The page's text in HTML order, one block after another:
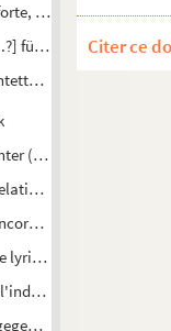
Violin, Viola,
für das Pianoforte /
n°2 in G dur : für
(1922-2017)
à la 8ème
de Mulhouse à
lyrique (tiré d'une
commerciale
Lage der
Citer ce